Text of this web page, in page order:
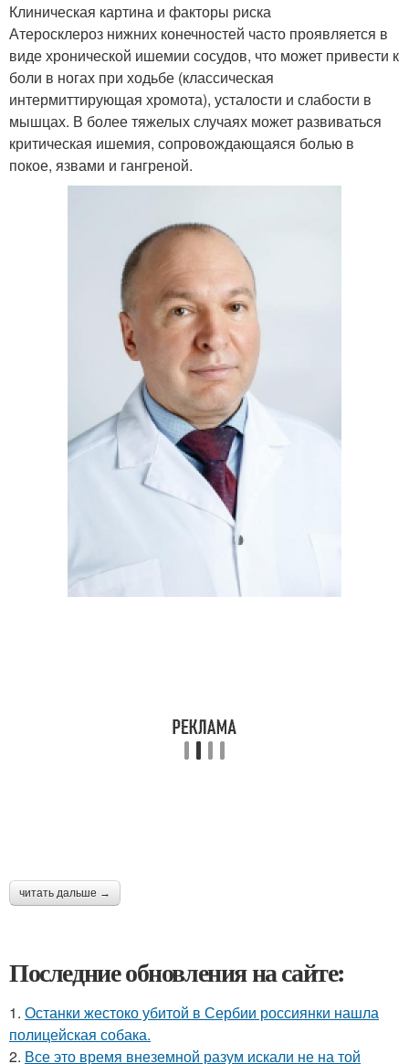
Клиническая картина и факторы риска
Атеросклероз нижних конечностей часто проявляется в
виде хронической ишемии сосудов, что может привести к
боли в ногах при ходьбе (классическая
интермиттирующая хромота), усталости и слабости в
мышцах. В более тяжелых случаях может развиваться
критическая ишемия, сопровождающаяся болью в
покое, язвами и гангреной.
читать дальше →
Последние обновления на сайте:
1. Останки жестоко убитой в Сербии россиянки нашла
полицейская собака.
2. Все это время внеземной разум искали не на той